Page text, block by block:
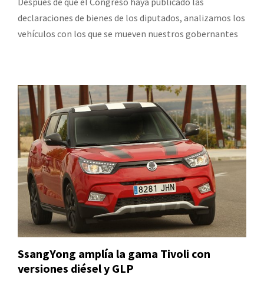
declaraciones de bienes de los diputados, analizamos los
vehículos con los que se mueven nuestros gobernantes
SsangYong amplía la gama Tivoli con
versiones diésel y GLP